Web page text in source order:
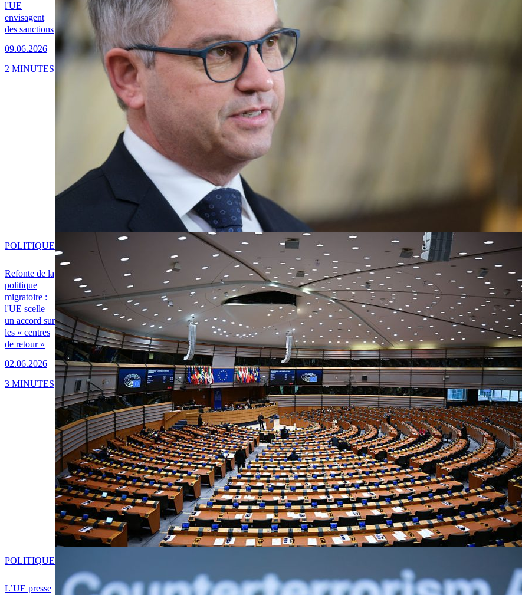
l'UE
envisagent
des sanctions
09.06.2026
2 MINUTES
Refonte de la
politique
migratoire :
l'UE scelle
un accord sur
les « centres
de retour »
02.06.2026
POLITIQUE
3 MINUTES
L’UE presse
POLITIQUE